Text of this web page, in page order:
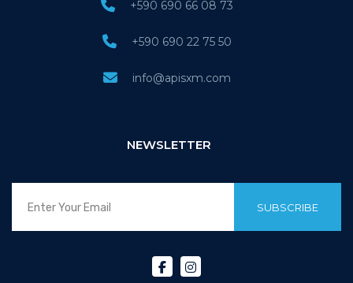
+590 690 66 08 73
+590 690 22 75 50
info@apisxm.com
NEWSLETTER
SUBSCRIBE